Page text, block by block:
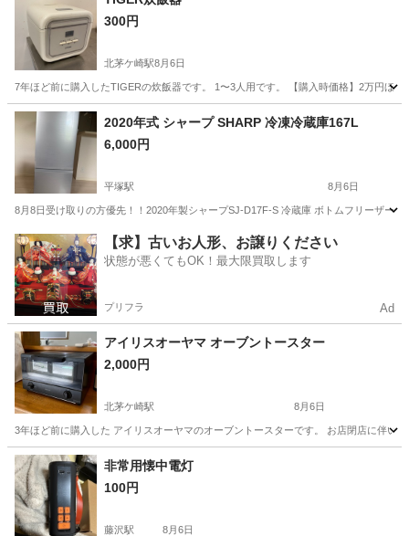
300円
北茅ケ崎駅8月6日
7年ほど前に購入したTIGERの炊飯器です。 1〜3人用です。 【購入時価格】2万円ほ
神奈川 茅ヶ崎市 北茅ケ崎駅 キッチン家電
2020年式 シャープ SHARP 冷凍冷蔵庫167L
6,000円
平塚駅 8月6日
8月8日受け取りの方優先！！2020年製シャープSJ-D17F-S 冷蔵庫 ボトムフリーザー
神奈川 茅ヶ崎市 平塚駅 キッチン家電
【求】古いお人形、お譲りください
状態が悪くてもOK！最大限買取します
プリフラ Ad
アイリスオーヤマ オーブントースター
2,000円
北茅ケ崎駅 8月6日
3年ほど前に購入した アイリスオーヤマのオーブントースターです。 お店閉店に伴い
神奈川 茅ヶ崎市 北茅ケ崎駅
非常用懐中電灯
100円
藤沢駅 8月6日